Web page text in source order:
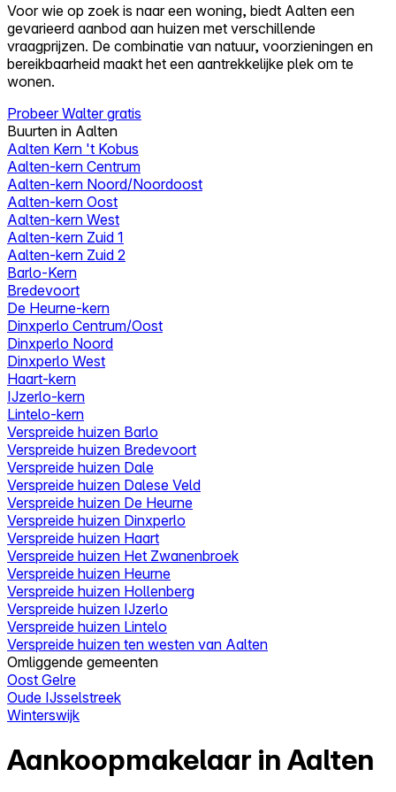
Voor wie op zoek is naar een woning, biedt Aalten een
gevarieerd aanbod aan huizen met verschillende
vraagprijzen. De combinatie van natuur, voorzieningen en
bereikbaarheid maakt het een aantrekkelijke plek om te
wonen.
Probeer Walter gratis
Buurten in Aalten
Aalten Kern 't Kobus
Aalten-kern Centrum
Aalten-kern Noord/Noordoost
Aalten-kern Oost
Aalten-kern West
Aalten-kern Zuid 1
Aalten-kern Zuid 2
Barlo-Kern
Bredevoort
De Heurne-kern
Dinxperlo Centrum/Oost
Dinxperlo Noord
Dinxperlo West
Haart-kern
IJzerlo-kern
Lintelo-kern
Verspreide huizen Barlo
Verspreide huizen Bredevoort
Verspreide huizen Dale
Verspreide huizen Dalese Veld
Verspreide huizen De Heurne
Verspreide huizen Dinxperlo
Verspreide huizen Haart
Verspreide huizen Het Zwanenbroek
Verspreide huizen Heurne
Verspreide huizen Hollenberg
Verspreide huizen IJzerlo
Verspreide huizen Lintelo
Verspreide huizen ten westen van Aalten
Omliggende gemeenten
Oost Gelre
Oude IJsselstreek
Winterswijk
Aankoopmakelaar in Aalten